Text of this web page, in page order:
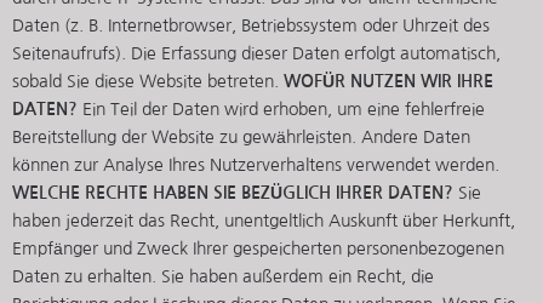
Daten (z. B. Internetbrowser, Betriebssystem oder Uhrzeit des
Seitenaufrufs). Die Erfassung dieser Daten erfolgt automatisch,
sobald Sie diese Website betreten. WOFÜR NUTZEN WIR IHRE
DATEN? Ein Teil der Daten wird erhoben, um eine fehlerfreie
Bereitstellung der Website zu gewährleisten. Andere Daten
können zur Analyse Ihres Nutzerverhaltens verwendet werden.
WELCHE RECHTE HABEN SIE BEZÜGLICH IHRER DATEN? Sie
haben jederzeit das Recht, unentgeltlich Auskunft über Herkunft,
Empfänger und Zweck Ihrer gespeicherten personenbezogenen
Daten zu erhalten. Sie haben außerdem ein Recht, die